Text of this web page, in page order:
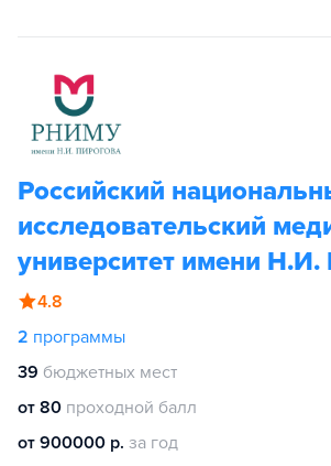
Российский
исследовательский
университет имени Н.И.
4.8
2 программы
39 бюджетных мест
от 80 проходной балл
от 900000 р. за год